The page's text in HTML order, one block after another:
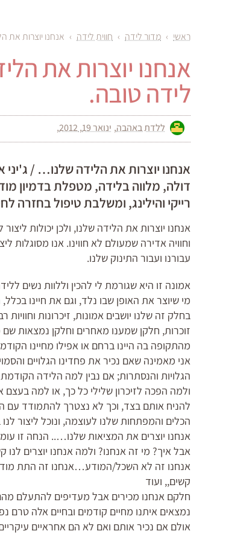
ראשי › מדור לידה › חווית לידה › אנחנו יוצרות את
אנחנו יוצרות את
לידה טובה.
ללדת באהבה ינואר 19, 2012
אנחנו יוצרות את הלידה שלנו… / ג'יני
דולה, מלווה בלידה, מטפלת בדמיון
רייקי והילינג, ומשלבת טיפול בחזרה
אנחנו יוצרות את הלידה שלנו, ולכן יכולות
וחוויה אדירה שמעולם לא חווינו. אנו מסוגלות
עבורנו ועבור התינוק שלנו.
אמונה זו היא שגורמת לי להכין וללוות נשים
מי שיוצר את האופן שבו נלד, וגם את חיינו
בחלק זה שלנו יושבים אמונות, זיכרונות וחוויות
זוכרות, חלקן שמענו מאחרים וחלקן נמצאות שם
מהתקופה בה היינו ברחם או אפילו מחיינו
אני מאמינה שאם נכיר את פחדינו הגלויים
הגלויות והנסתרות; אם נבין למה הלידה
ולמה הפכה לזיכרון שלילי כל כך, או למה
להניח אותם בצד, וכך לא נצטרך להתמודד עם
הכלים והמפתחות שלנו לעוצמה, ונוכל ליצור
אנחנו יוצרים את המציאות שלנו….. הנחה זו
אבל איך? מי זה אנחנו? ולמה אנחנו יוצרים
אנחנו זה לא השכל/המודע…אנחנו זה התת
קשים,, ועוד
חלקם אנחנו מכירים אבל מעדיפים להתעלם
נמצאים איתנו מחיים קודמים ובחיים אלה טרם
אולם אם נכיר אותם ואם לא הם אחראיים עיקריים